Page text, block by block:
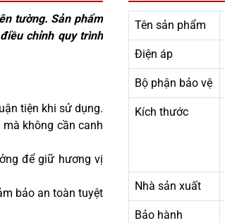
Tên sản phẩm
Điện áp
Bộ phận bảo vệ
Kích thước
Nhà sản xuất
Bảo hành
tường. Sản phẩm
chỉnh quy trình
tiện khi sử dụng.
không cần canh
để giữ hương vị
bảo an toàn tuyệt